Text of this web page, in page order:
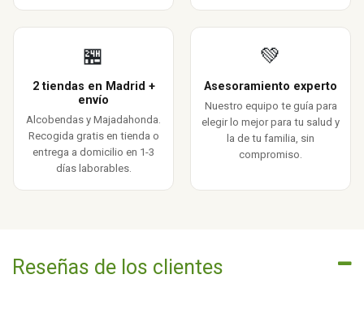
🏪
2 tiendas en Madrid +
envío
Alcobendas y Majadahonda.
Recogida gratis en tienda o
entrega a domicilio en 1-3
días laborables.
💚
Asesoramiento experto
Nuestro equipo te guía para
elegir lo mejor para tu salud y
la de tu familia, sin
compromiso.
Reseñas de los clientes